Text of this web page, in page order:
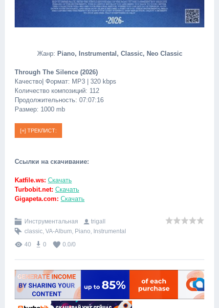
Жанр: Piano, Instrumental, Classic, Neo Classic
Through The Silence (2026)
Качество| Формат: MP3 | 320 kbps
Количество композиций: 112
Продолжительность: 07:07:16
Размер: 1000 mb
Ссылки на скачивание:
Katfile.ws: Скачать
Turbobit.net: Скачать
Gigapeta.com: Скачать
Инструментальная
trigall
classic, VA-Album, Piano, Instrumental
40
0 0.0/0